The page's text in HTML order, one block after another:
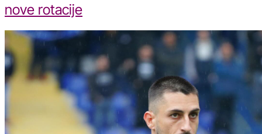
nove rotacije